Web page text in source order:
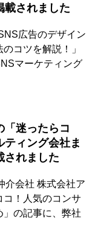
載されました
広告のデザイン
コツを解説！」
マーケティング
トやおすすめツ
で、詳細は以下
広告のデザイン
「迷ったらコ
ティング会社ま
されました
介会社 株式会社ア
コ！人気のコンサ
」の記事に、弊社